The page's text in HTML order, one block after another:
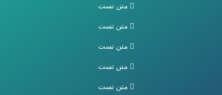
متن تست
متن تست
متن تست
متن تست
متن تست